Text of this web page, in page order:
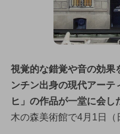
視覚的な錯覚や音の効果
ンチン出身の現代アーテ
ヒ」の作品が一堂に会し
木の森美術館で4月1日（